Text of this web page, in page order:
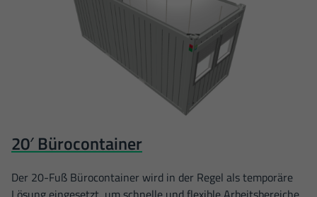
20′ Bürocontainer
Der 20-Fuß Bürocontainer wird in der Regel als temporäre